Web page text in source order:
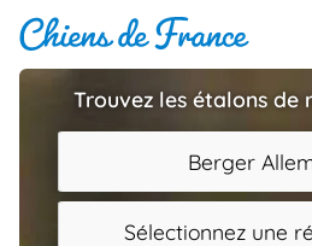
Chiots
Éleveurs
Trouvez les étalons de
Berger
Sélectionnez une